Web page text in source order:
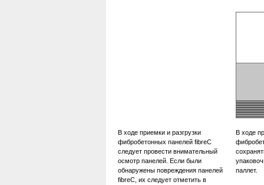
В ходе приемки и разгрузки
фибробетонных панелей fibreC
следует провести внимательный
осмотр панелей. Если были
обнаружены повреждения панелей
fibreC, их следует отметить в
В ходе
паллет.